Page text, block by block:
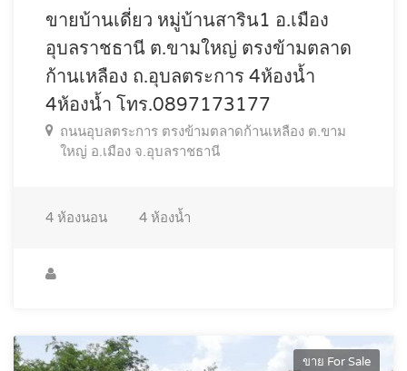
ขายบ้านเดี่ยว หมู่บ้านสาริน1 อ.เมือง
อุบลราชธานี ต.ขามใหญ่ ตรงข้ามตลาด
ก้านเหลือง ถ.อุบลตระการ 4ห้องน้ำ
4ห้องน้ำ โทร.0897173177
ถนนอุบลตระการ ตรงข้ามตลาดก้านเหลือง ต.ขาม
ใหญ่ อ.เมือง จ.อุบลราชธานี
4 ห้องนอน 4 ห้องน้ำ
ขาย For Sale